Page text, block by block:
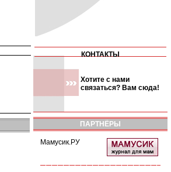
КОНТАКТЫ
Хотите с нами
связаться? Вам сюда!
ПАРТНЁРЫ
Мамусик.РУ